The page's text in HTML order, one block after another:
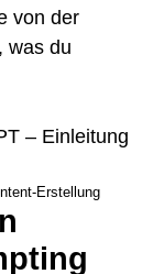
von der
was du
Erstellung